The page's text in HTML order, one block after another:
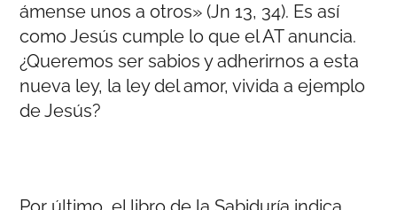
ámense unos a otros» (Jn 13, 34). Es así
como Jesús cumple lo que el AT anuncia.
¿Queremos ser sabios y adherirnos a esta
nueva ley, la ley del amor, vivida a ejemplo
de Jesús?